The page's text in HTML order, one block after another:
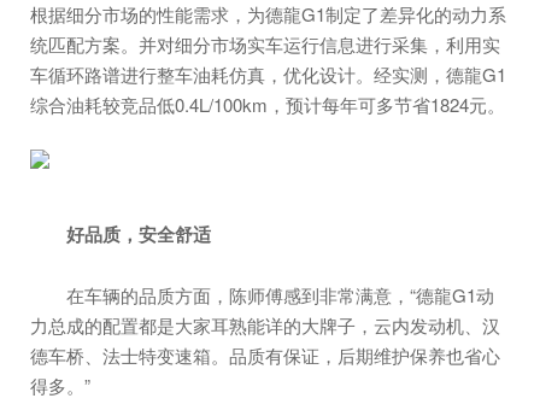
根据细分市场的性能需求，为德龍G1制定了差异化的动力系
统匹配方案。并对细分市场实车运行信息进行采集，利用实
车循环路谱进行整车油耗仿真，优化设计。经实测，德龍G1
综合油耗较竞品低0.4L/100km，预计每年可多节省1824元。
好品质，安全舒适
在车辆的品质方面，陈师傅感到非常满意，“德龍G1动
力总成的配置都是大家耳熟能详的大牌子，云内发动机、汉
德车桥、法士特变速箱。品质有保证，后期维护保养也省心
得多。”